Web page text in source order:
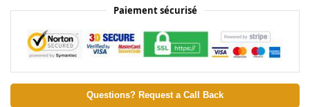
Paiement sécurisé
Questions? Request a Call Back